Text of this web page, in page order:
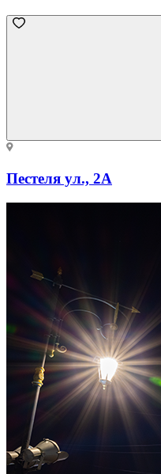
Пестеля ул., 2А